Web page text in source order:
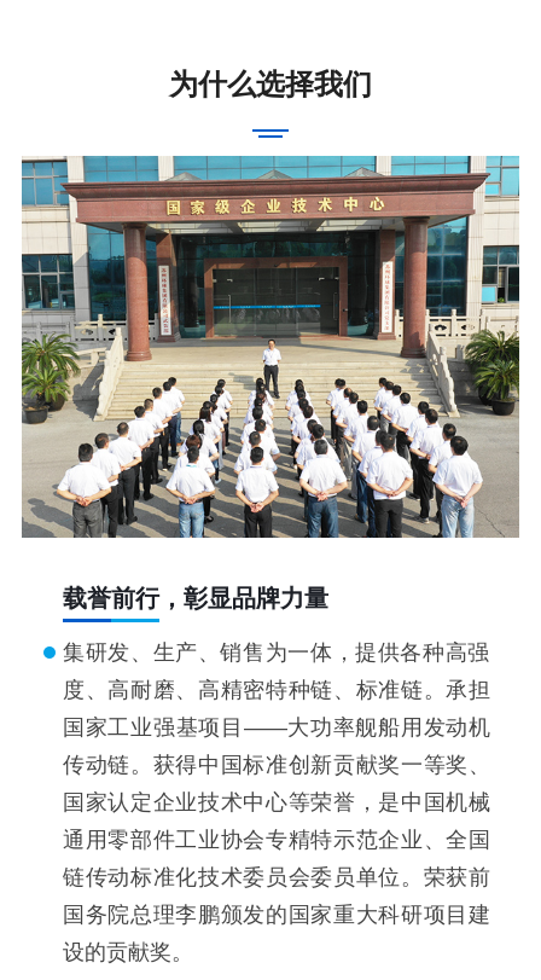
为什么选择我们
载誉前行，彰显品牌力量
集研发、生产、销售为一体，提供各种高强
度、高耐磨、高精密特种链、标准链。承担
国家工业强基项目——大功率舰船用发动机
传动链。获得中国标准创新贡献奖一等奖、
国家认定企业技术中心等荣誉，是中国机械
通用零部件工业协会专精特示范企业、全国
链传动标准化技术委员会委员单位。荣获前
国务院总理李鹏颁发的国家重大科研项目建
设的贡献奖。